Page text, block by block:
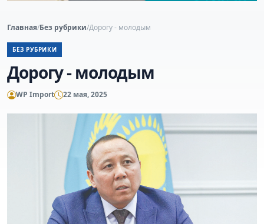
Главная/Без рубрики/Дорогу - молодым
БЕЗ РУБРИКИ
Дорогу - молодым
WP Import 22 мая, 2025